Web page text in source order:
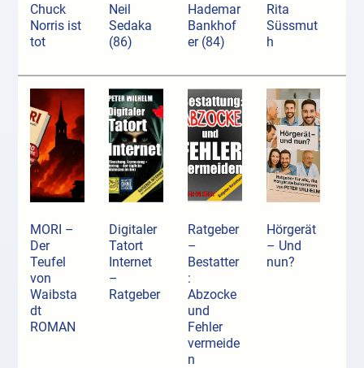
Chuck
Norris ist
tot
Neil
Sedaka
(86)
Hademar
Bankhof
er (84)
Rita
Süssmut
h
MORI –
Der
Teufel
von
Waibsta
dt
ROMAN
Digitaler
Tatort
Internet
–
Ratgeber
Ratgeber
–
Bestatter
:
Abzocke
und
Fehler
vermeide
n
Hörgerät
– Und
nun?